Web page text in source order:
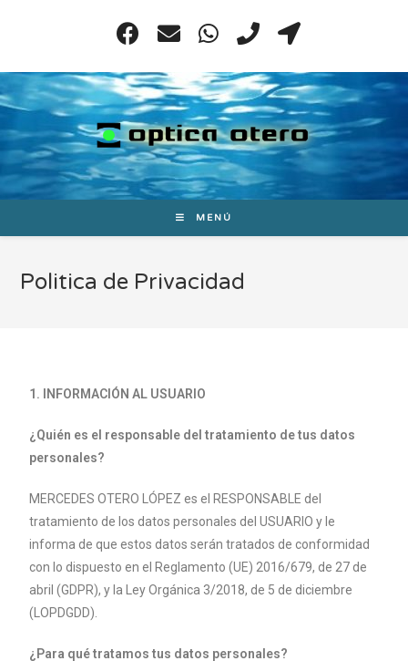
MENÚ
Politica de Privacidad
1. INFORMACIÓN AL USUARIO
¿Quién es el responsable del tratamiento de tus datos
personales?
MERCEDES OTERO LÓPEZ es el RESPONSABLE del
tratamiento de los datospersonales del USUARIO y le
informa de que estos datos serán tratados de conformidad
con lo dispuesto en el Reglamento (UE) 2016/679, de 27 de
abril(GDPR), y la Ley Orgánica 3/2018, de 5 de diciembre
(LOPDGDD).
¿Para qué tratamos tus datos personales?